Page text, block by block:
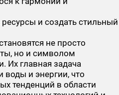
и создать стильный
не просто
но и символом
Их главная задача
воды и энергии, что
тенденций в области